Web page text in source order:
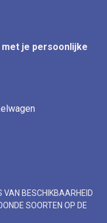
je persoonlijke
VAN BESCHIKBAARHEID
SOORTEN OP DE